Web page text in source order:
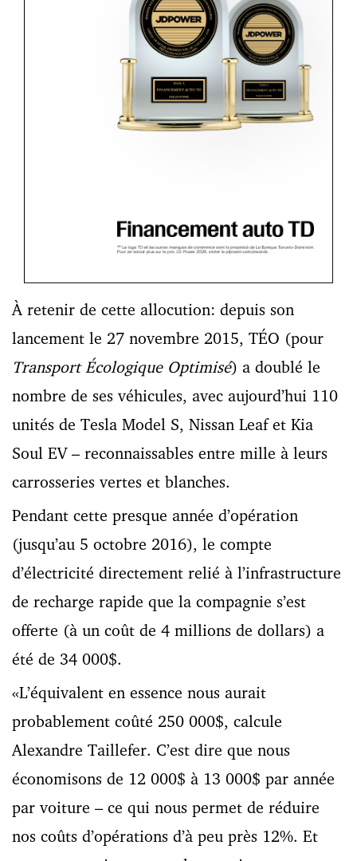
À retenir de cette allocution: depuis son
lancement le 27 novembre 2015, TÉO (pour
Transport Écologique Optimisé) a doublé le
nombre de ses véhicules, avec aujourd’hui 110
unités de Tesla Model S, Nissan Leaf et Kia
Soul EV – reconnaissables entre mille à leurs
carrosseries vertes et blanches.
Pendant cette presque année d’opération
(jusqu’au 5 octobre 2016), le compte
d’électricité directement relié à l’infrastructure
de recharge rapide que la compagnie s’est
offerte (à un coût de 4 millions de dollars) a
été de 34 000$.
«L’équivalent en essence nous aurait
probablement coûté 250 000$, calcule
Alexandre Taillefer. C’est dire que nous
économisons de 12 000$ à 13 000$ par année
par voiture – ce qui nous permet de réduire
nos coûts d’opérations d’à peu près 12%. Et